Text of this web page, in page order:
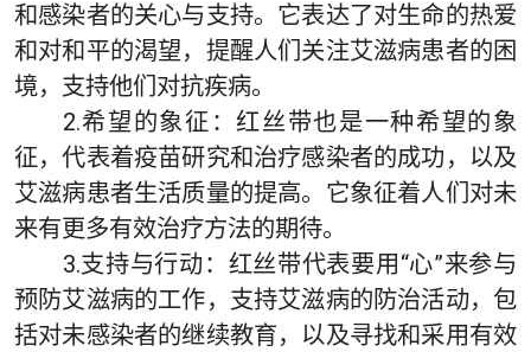
和感染者的关心与支持。它表达了对生命的热爱
和对和平的渴望，提醒人们关注艾滋病患者的困
境，支持他们对抗疾病。
2.希望的象征：红丝带也是一种希望的象
征，代表着疫苗研究和治疗感染者的成功，以及
艾滋病患者生活质量的提高。它象征着人们对未
来有更多有效治疗方法的期待。
3.支持与行动：红丝带代表要用“心”来参与
预防艾滋病的工作，支持艾滋病的防治活动，包
括对未感染者的继续教育，以及寻找和采用有效